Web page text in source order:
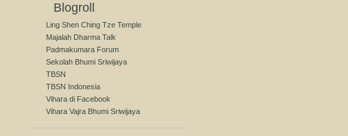
Blogroll
Ling Shen Ching Tze Temple
Majalah Dharma Talk
Padmakumara Forum
Sekolah Bhumi Sriwijaya
TBSN
TBSN Indonesia
Vihara di Facebook
Vihara Vajra Bhumi Sriwijaya